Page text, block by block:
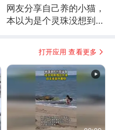
网友分享自己养的小猫，
本以为是个灵珠没想到是
打开应用 查看更多